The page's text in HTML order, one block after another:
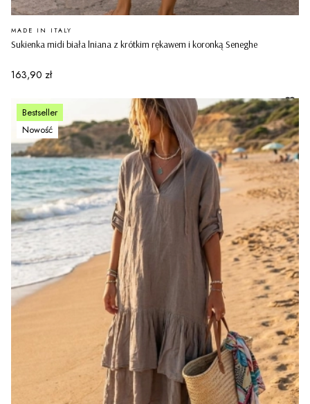
Sukienka midi biała lniana z krótkim rękawem i koronką Seneghe
PRODUCENT
MADE IN ITALY
Cena
163,90 zł
Bestseller
Nowość